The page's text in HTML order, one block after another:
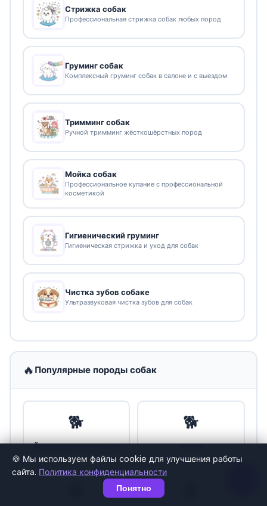
🍪 Мы используем файлы cookie для улучшения работы
сайта. Политика конфиденциальности
Понятно
Стрижка собак
Профессиональная стрижка собак любых пород
Груминг собак
Комплексный груминг собак в салоне и с выездом
Тримминг собак
Ручной тримминг жёсткошёрстных пород
Мойка собак
Профессиональное купание с профессиональной
косметикой
Гигиенический груминг
Гигиеническая стрижка и уход для собак
Чистка зубов собаке
Ультразвуковая чистка зубов для собак
🔥 Популярные породы собак
🐕
Йоркширский терьер
🐕
Шпиц